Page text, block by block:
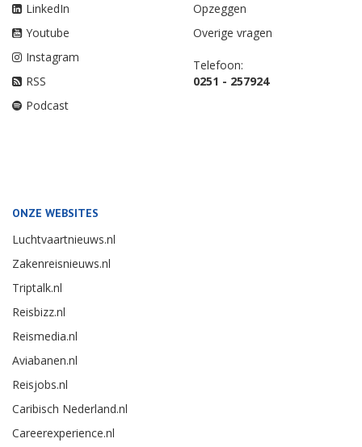
LinkedIn
Youtube
Instagram
RSS
Podcast
Opzeggen
Overige vragen
Telefoon:
0251 - 257924
ONZE WEBSITES
Luchtvaartnieuws.nl
Zakenreisnieuws.nl
Triptalk.nl
Reisbizz.nl
Reismedia.nl
Aviabanen.nl
Reisjobs.nl
Caribisch Nederland.nl
Careerexperience.nl